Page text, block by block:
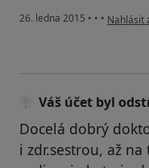
26. ledna 2015 • • • podle
Nahlásit
Váš účet byl
Docelá dobrý
i zdr.sestrou, až